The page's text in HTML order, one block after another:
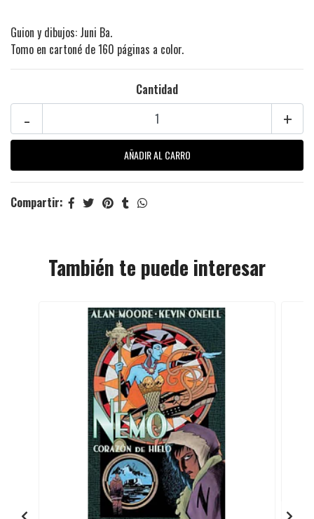
Guion y dibujos: Juni Ba.
Tomo en cartoné de 160 páginas a color.
Cantidad
+
-
Compartir:
También te puede interesar